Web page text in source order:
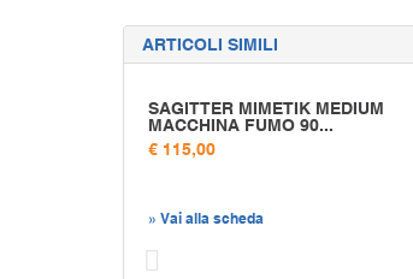
ARTICOLI SIMILI
SAGITTER MIMETIK MEDIUM
MACCHINA FUMO 90...
€ 115,00
» Vai alla scheda